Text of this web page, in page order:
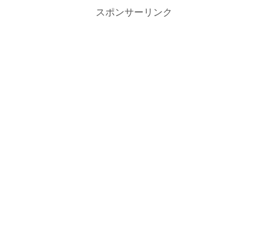
スポンサーリンク